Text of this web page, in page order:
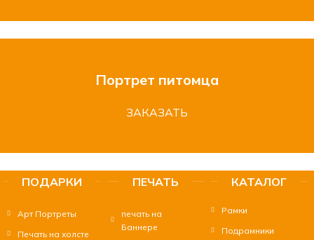
Портрет питомца
ЗАКАЗАТЬ
Печать картин или фото
на холсте
ПОДАРКИ
Арт Портреты
Печать на холсте
ПЕЧАТЬ
печать на
Баннере
КАТАЛОГ
Рамки
Подрамники